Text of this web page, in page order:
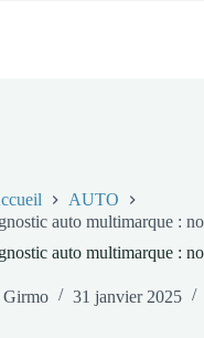
AUTO
auto multimarque :
auto multimarque :
Girmo 31 janvier 2025